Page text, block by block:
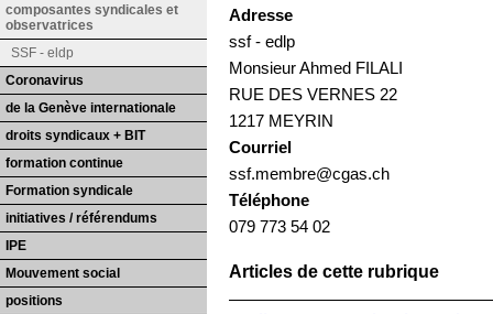
Adresse
ssf - edlp
Monsieur Ahmed FILALI
RUE DES VERNES 22
1217 MEYRIN
Courriel
ssf.membre@cgas.ch
Téléphone
079 773 54 02
Articles de cette rubrique
composantes syndicales et
observatrices
SSF - eldp
Coronavirus
de la Genève internationale
droits syndicaux + BIT
formation continue
Formation syndicale
initiatives / référendums
IPE
Mouvement social
positions